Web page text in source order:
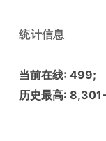
统计信息
当前在线:499;
历史最高:8,301